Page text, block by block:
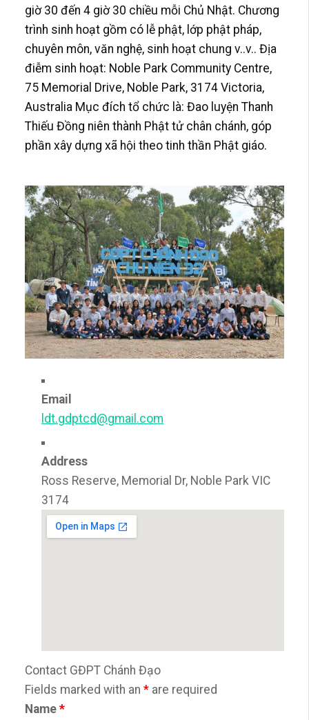
giờ 30 đến 4 giờ 30 chiều mỗi Chủ Nhật. Chương
trình sinh hoạt gồm có lễ phật, lớp phật pháp,
chuyên môn, văn nghệ, sinh hoạt chung v..v.. Địa
điễm sinh hoạt: Noble Park Community Centre,
75 Memorial Drive, Noble Park, 3174 Victoria,
Australia Mục đích tổ chức là: Đao luyện Thanh
Thiếu Đồng niên thành Phật tử chân chánh, góp
phần xây dựng xã hội theo tinh thần Phật giáo.
Email
ldt.gdptcd@gmail.com
Address
Ross Reserve, Memorial Dr, Noble Park VIC
3174
Contact GĐPT Chánh Đạo
Fields marked with an * are required
Name *